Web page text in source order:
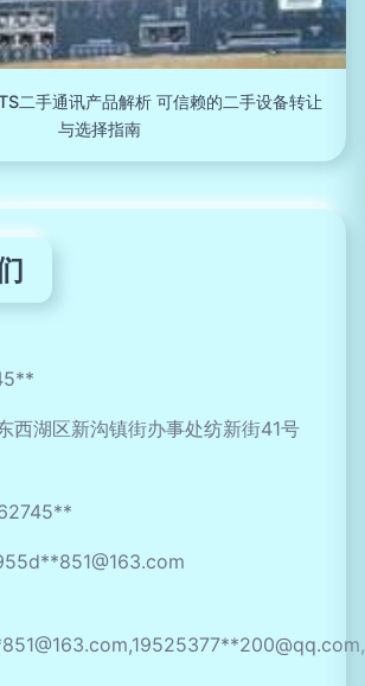
二手通讯产品解析 可信赖的二手设备转让
与选择指南
西湖区新沟镇街办事处纺新街41号
851@163.com
851@163.com,19525377**200@qq.com